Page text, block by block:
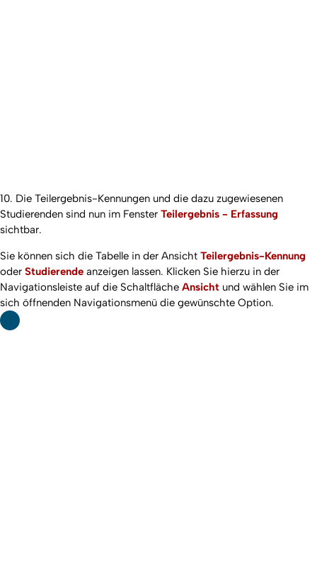
10. Die Teilergebnis-Kennungen und die dazu zugewiesenen
Studierenden sind nun im Fenster Teilergebnis - Erfassung
sichtbar.
Sie können sich die Tabelle in der Ansicht Teilergebnis-Kennung
oder Studierende anzeigen lassen. Klicken Sie hierzu in der
Navigationsleiste auf die Schaltfläche Ansicht und wählen Sie im
sich öffnenden Navigationsmenü die gewünschte Option.